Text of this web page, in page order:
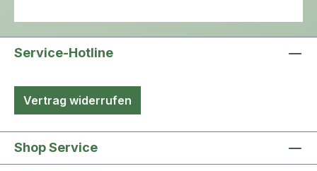
Service-Hotline
Vertrag widerrufen
Shop Service